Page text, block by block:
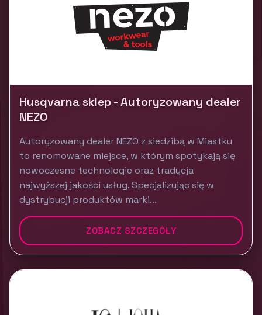
Husqvarna sklep - Autoryzowany dealer
NEZO
Autoryzowany dealer NEZO z siedzibą w Miastku
to renomowane miejsce, w którym spotykają się
nowoczesne technologie oraz tradycja
najwyższej jakości usług. Specjalizując się w
dystrybucji produktów marki...
ZOBACZ SZCZEGÓŁY